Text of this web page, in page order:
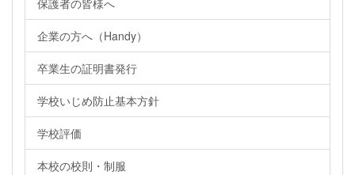
保護者の皆様へ
企業の方へ（Handy）
卒業生の証明書発行
学校いじめ防止基本方針
学校評価
本校の校則・制服